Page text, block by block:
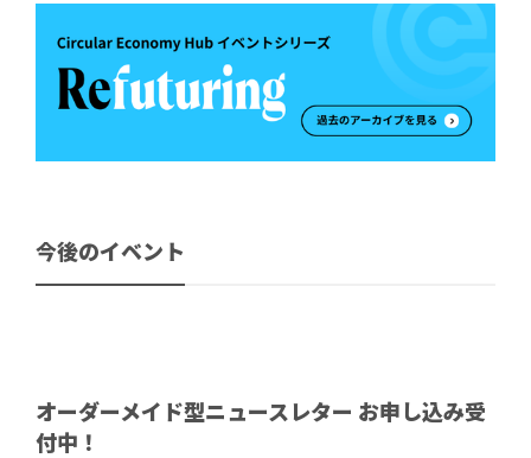
今後のイベント
オーダーメイド型ニュースレター お申し込み受
付中！